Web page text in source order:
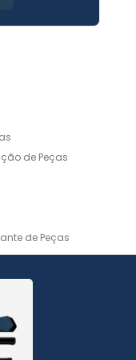
de Peças
de Peças
Pesada